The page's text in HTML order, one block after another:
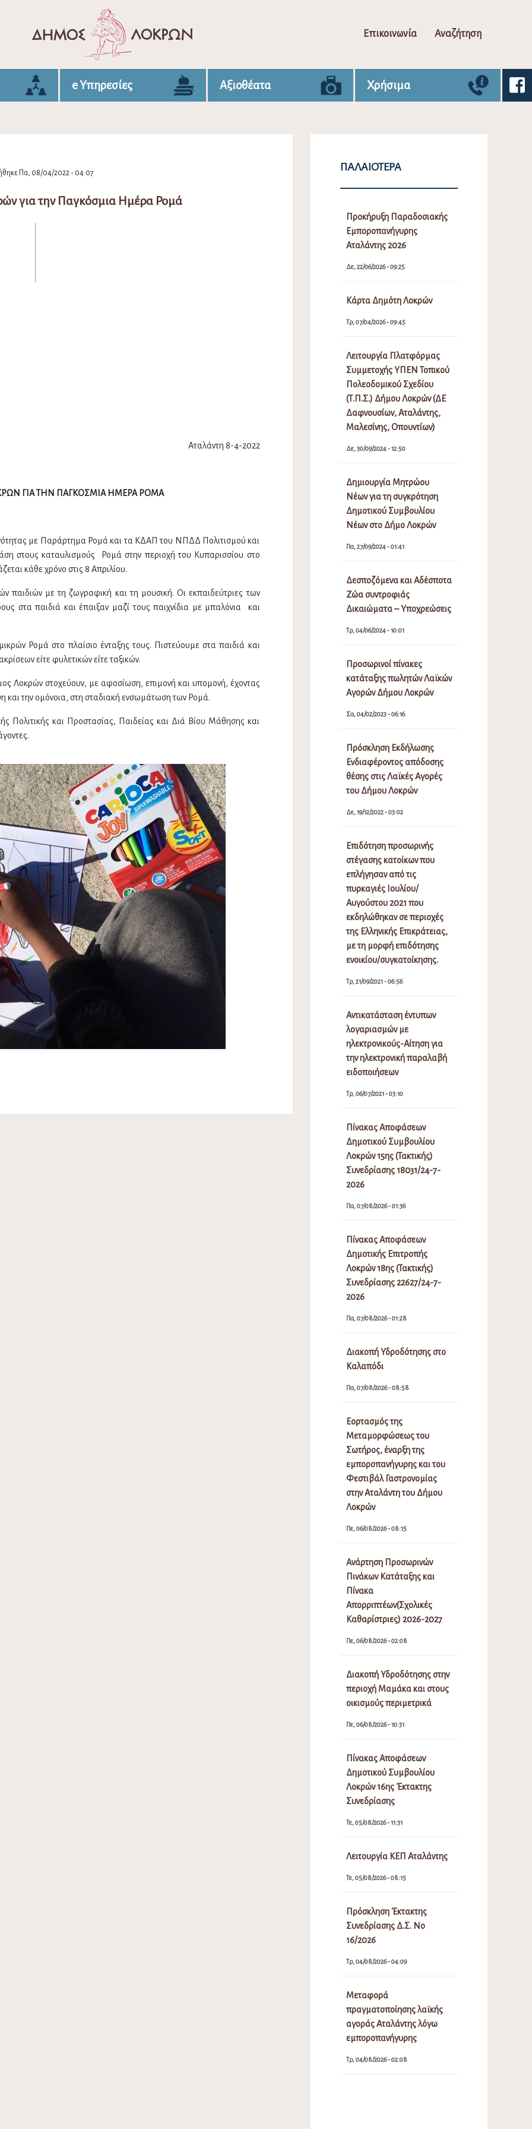
Επικοινωνία Αναζήτηση
e Υπηρεσίες Αξιοθέατα Χρήσιμα
Πα, 08/04/2022 - 04:07
για την Παγκόσμια Ημέρα Ρομά
Αταλάντη 8-4-2022
ΓΙΑ ΤΗΝ ΠΑΓΚΟΣΜΙΑ ΗΜΕΡΑ ΡΟΜΑ
με Παράρτημα Ρομά και τα ΚΔΑΠ του ΝΠΔΔ Πολιτισμού και
στους καταυλισμούς Ρομά στην περιοχή του Κυπαρισσίου στο
κάθε χρόνο στις 8 Απριλίου.
παιδιών με τη ζωγραφική και τη μουσική. Οι εκπαιδεύτριες των
στα παιδιά και έπαιξαν μαζί τους παιχνίδια με μπαλόνια και
Ρομά στο πλαίσιο ένταξης τους. Πιστεύουμε στα παιδιά και
είτε φυλετικών είτε ταξικών.
Λοκρών στοχεύουν, με αφοσίωση, επιμονή και υπομονή, έχοντας
και την ομόνοια, στη σταδιακή ενσωμάτωση των Ρομά.
Πολιτικής και Προστασίας, Παιδείας και Διά Βίου Μάθησης και
ΠΑΛΑΙΌΤΕΡΑ
Προκήρυξη Παραδοσιακής
Εμποροπανήγυρης
Αταλάντης 2026
Δε, 22/06/2026 - 09:25
Κάρτα Δημότη Λοκρών
Τρ, 07/04/2026 - 09:45
Λειτουργία Πλατφόρμας
Συμμετοχής ΥΠΕΝ Τοπικού
Πολεοδομικού Σχεδίου
(Τ.Π.Σ.) Δήμου Λοκρών (ΔΕ
Δαφνουσίων, Αταλάντης,
Μαλεσίνης, Οπουντίων)
Δε, 30/09/2024 - 12:50
Δημιουργία Μητρώου
Νέων για τη συγκρότηση
Δημοτικού Συμβουλίου
Νέων στο Δήμο Λοκρών
Πα, 27/09/2024 - 01:41
Δεσποζόμενα και Αδέσποτα
Ζώα συντροφιάς
Δικαιώματα – Υποχρεώσεις
Τρ, 04/06/2024 - 10:01
Προσωρινοί πίνακες
κατάταξης πωλητών Λαϊκών
Αγορών Δήμου Λοκρών
Σα, 04/02/2023 - 06:16
Πρόσκληση Εκδήλωσης
Ενδιαφέροντος απόδοσης
θέσης στις Λαϊκές Αγορές
του Δήμου Λοκρών
Δε, 19/12/2022 - 03:02
Επιδότηση προσωρινής
στέγασης κατοίκων που
επλήγησαν από τις
πυρκαγιές Ιουλίου/
Αυγούστου 2021 που
εκδηλώθηκαν σε περιοχές
της Ελληνικής Επικράτειας,
με τη μορφή επιδότησης
ενοικίου/συγκατοίκησης.
Τρ, 21/09/2021 - 06:56
Αντικατάσταση έντυπων
λογαριασμών με
ηλεκτρονικούς-Αίτηση για
την ηλεκτρονική παραλαβή
ειδοποιήσεων
Τρ, 06/07/2021 - 03:10
Πίνακας Αποφάσεων
Δημοτικού Συμβουλίου
Λοκρών 15ης (Τακτικής)
Συνεδρίασης 18031/24-7-
2026
Πα, 07/08/2026 - 01:36
Πίνακας Αποφάσεων
Δημοτικής Επιτροπής
Λοκρών 18ης (Τακτικής)
Συνεδρίασης 22627/24-7-
2026
Πα, 07/08/2026 - 01:28
Διακοπή Υδροδότησης στο
Καλαπόδι
Πα, 07/08/2026 - 08:58
Εορτασμός της
Μεταμορφώσεως του
Σωτήρος, έναρξη της
εμποροπανήγυρης και του
Φεστιβάλ Γαστρονομίας
στην Αταλάντη του Δήμου
Λοκρών
Πε, 06/08/2026 - 08:15
Ανάρτηση Προσωρινών
Πινάκων Κατάταξης και
Πίνακα
Απορριπτέων(Σχολικές
Καθαρίστριες) 2026-2027
Πε, 06/08/2026 - 02:08
Διακοπή Υδροδότησης στην
περιοχή Μαμάκα και στους
οικισμούς περιμετρικά
Πε, 06/08/2026 - 10:31
Πίνακας Αποφάσεων
Δημοτικού Συμβουλίου
Λοκρών 16ης Έκτακτης
Συνεδρίασης
Τε, 05/08/2026 - 11:31
Λειτουργία ΚΕΠ Αταλάντης
Τε, 05/08/2026 - 08:15
Πρόσκληση Έκτακτης
Συνεδρίασης Δ.Σ. Νο
16/2026
Τρ, 04/08/2026 - 04:09
Μεταφορά
πραγματοποίησης λαϊκής
αγοράς Αταλάντης λόγω
εμποροπανήγυρης
Τρ, 04/08/2026 - 02:08